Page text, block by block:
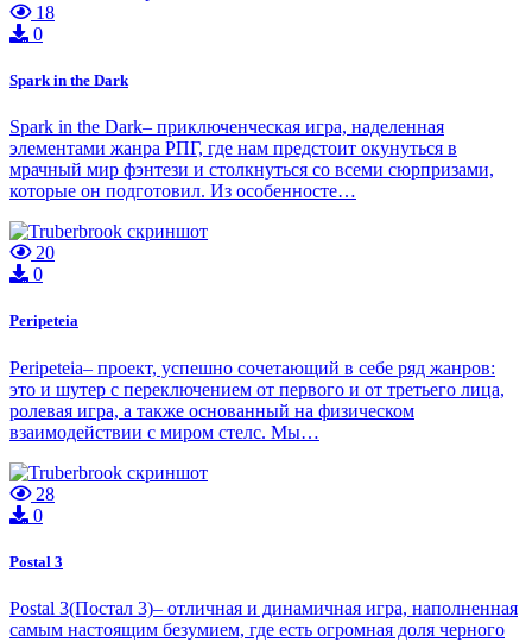
18
0
Spark in the Dark
Spark in the Dark– приключенческая игра, наделенная
элементами жанра РПГ, где нам предстоит окунуться в
мрачный мир фэнтези и столкнуться со всеми сюрпризами,
которые он подготовил. Из особенносте…
20
0
Peripeteia
Peripeteia– проект, успешно сочетающий в себе ряд жанров:
это и шутер с переключением от первого и от третьего лица,
ролевая игра, а также основанный на физическом
взаимодействии с миром стелс. Мы…
28
0
Postal 3
Postal 3(Постал 3)– отличная и динамичная игра, наполненная
самым настоящим безумием, где есть огромная доля черного